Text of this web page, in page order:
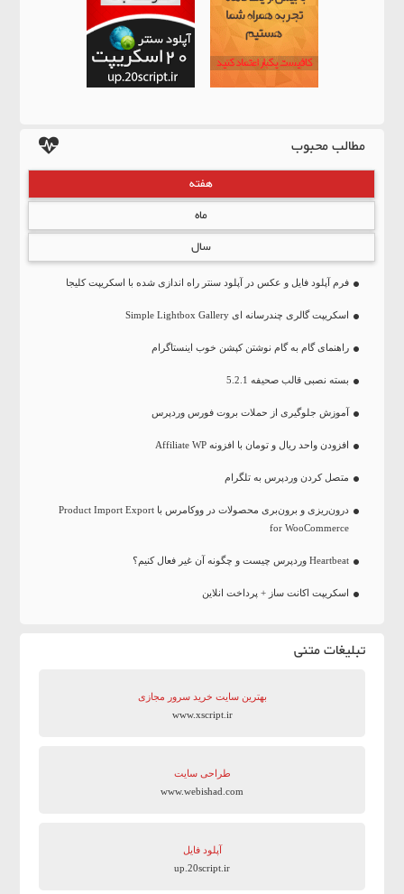
مطالب محبوب
هفته
ماه
سال
فرم آپلود فایل و عکس در آپلود سنتر راه اندازی شده با اسکریپت کلیجا
اسکریپت گالری چندرسانه ای Simple Lightbox Gallery
راهنمای گام به گام نوشتن کپشن خوب اینستاگرام
بسته نصبی قالب صحیفه 5.2.1
آموزش جلوگیری از حملات بروت فورس وردپرس
افزودن واحد ریال و تومان با افزونه Affiliate WP
متصل کردن وردپرس به تلگرام
درون‌ریزی و برون‌بری محصولات در ووکامرس با Product Import Export
for WooCommerce
Heartbeat وردپرس چیست و چگونه آن غیر فعال کنیم؟
اسکریپت اکانت ساز + پرداخت انلاین
تبلیغات متنی
بهترین سایت‌ خرید سرور مجازی
www.xscript.ir
طراحی سایت
www.webishad.com
آپلود فایل
up.20script.ir